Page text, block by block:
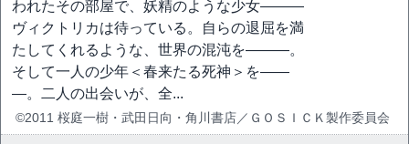
われたその部屋で、妖精のような少女―――
ヴィクトリカは待っている。自らの退屈を満
たしてくれるような、世界の混沌を―――。
そして一人の少年＜春来たる死神＞を――
―。二人の出会いが、全...
©2011 桜庭一樹・武田日向・角川書店／ＧＯＳＩＣＫ製作委員会